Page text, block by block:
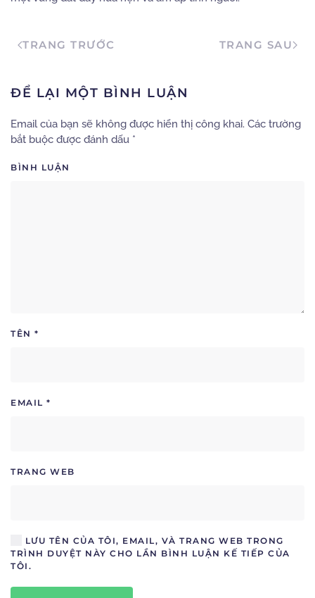
TRANG TRƯỚC TRANG SAU
ĐỂ LẠI MỘT BÌNH LUẬN
Email của bạn sẽ không được hiển thị công khai. Các trường
bắt buộc được đánh dấu *
BÌNH LUẬN
TÊN *
EMAIL *
TRANG WEB
LƯU TÊN CỦA TÔI, EMAIL, VÀ TRANG WEB TRONG
TRÌNH DUYỆT NÀY CHO LẦN BÌNH LUẬN KẾ TIẾP CỦA
TÔI.